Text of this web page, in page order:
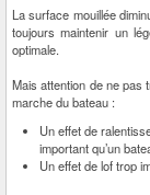
La surface mouillée
toujours maintenir un
optimale.
Mais attention de ne pas
marche du bateau :
Un effet de
important qu’un
Un effet de lof trop